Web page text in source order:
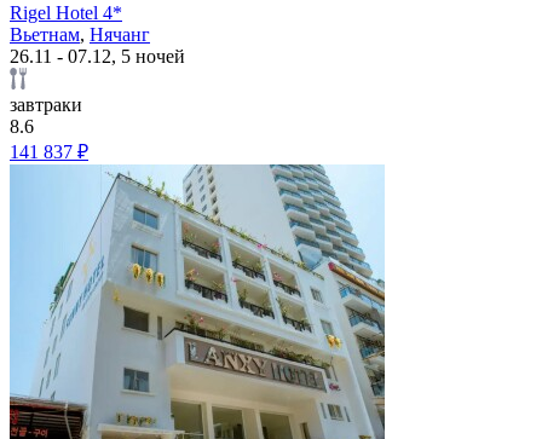
Rigel Hotel 4*
Вьетнам, Нячанг
26.11 - 07.12, 5 ночей
завтраки
8.6
141 837 ₽